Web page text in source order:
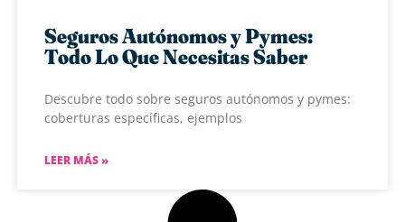
Seguros Autónomos y Pymes:
Todo Lo Que Necesitas Saber
Descubre todo sobre seguros autónomos y pymes:
coberturas específicas, ejemplos
LEER MÁS »